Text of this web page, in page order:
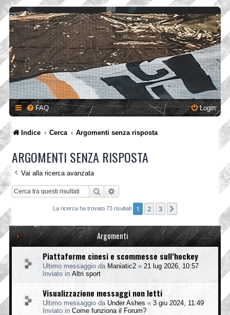
FAQ Login
Indice Cerca Argomenti senza risposta
ARGOMENTI SENZA RISPOSTA
Vai alla ricerca avanzata
Cerca
La ricerca ha trovato 73 risultati 1 2 3
Argomenti
Piattaforme cinesi e scommesse sull’hockey
Ultimo messaggio da Maniatic2 « 21 lug 2026, 10:57
Inviato in Altri sport
Visualizzazione messaggi non letti
Ultimo messaggio da Under Ashes « 3 giu 2024, 11:49
Inviato in Come funziona il Forum?